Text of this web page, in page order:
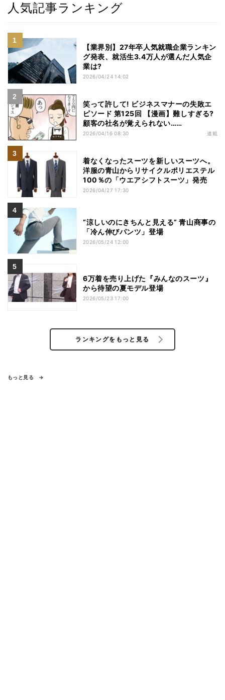
人気記事ランキング
【業界別】27年卒人気就職企業ランキン
グ発表、就活生3.4万人が選んだ人気企
業は?
2026/04/24 14:02
笑って許して! ビジネスマナーの失敗エ
ピソード 第125回 【漫画】難しすぎる?
顧客の社名が覚えられない……
2026/04/16 08:30 連載
着なくなったスーツを新しいスーツへ。
洋服の青山からリサイクルポリエステル
100％の「ウエアシフトスーツ」発売
2026/04/27 17:30
“涼しいのにきちんと見える” 青山商事の
「冷ん伸びパンツ」登場
2026/05/24 12:00
6万着を売り上げた『みんなのスーツ』
から待望の夏モデル登場
2026/05/23 17:00
ランキングをもっと見る
もっと見る